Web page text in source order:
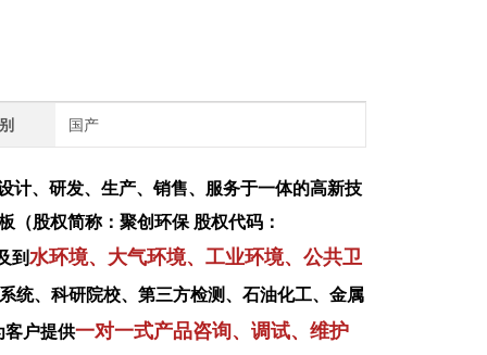
国产
计、研发、生产、销售、服务于一体的高新技
（股权简称：聚创环保 股权代码：
到水环境、大气环境、工业环境、公共卫
统、科研院校、第三方检测、石油化工、金属
客户提供一对一式产品咨询、调试、维护